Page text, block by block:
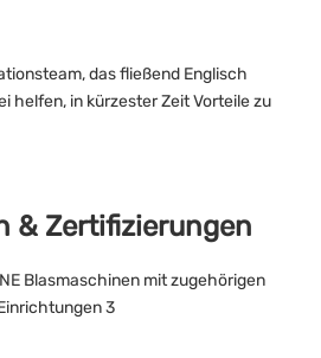
das fließend Englisch
helfen, in kürzester Zeit Vorteile zu
& Zertifizierungen